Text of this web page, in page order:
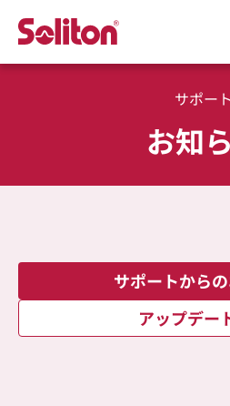
サポート
お知
サポートから
アップデー